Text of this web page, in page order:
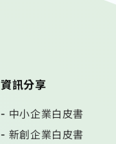
資訊分享
中小企業白皮書
新創企業白皮書